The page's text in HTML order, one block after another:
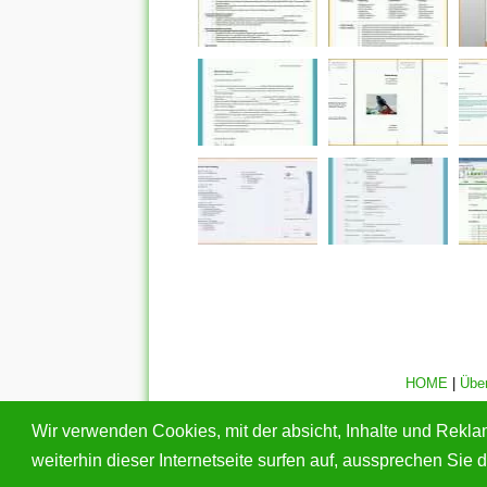
Wir verwenden Cookies, mit der absicht, Inhalte und
weiterhin dieser Internetseite surfen auf, aussprechen Sie
HOME
geschützte Bilder gefunden haben,